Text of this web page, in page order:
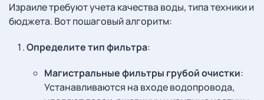
Израиле требуют учета качества воды, типа техники и
бюджета. Вот пошаговый алгоритм:
Определите тип фильтра:
Магистральные фильтры грубой очистки:
Устанавливаются на входе водопровода,